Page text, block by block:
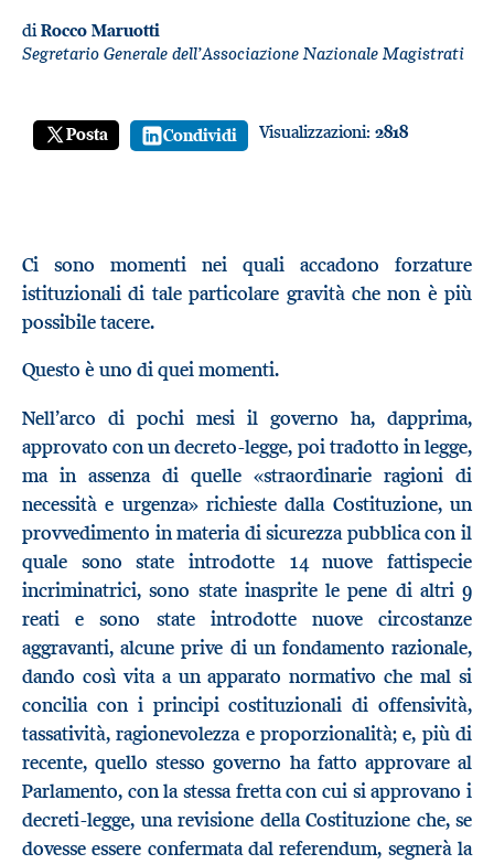
diRocco Maruotti
Segretario Generale dell’Associazione Nazionale Magistrati
Posta Condividi Visualizzazioni: 2818
Ci sono momenti nei quali accadono forzature
istituzionali di tale particolare gravità che non è più
possibile tacere.
Questo è uno di quei momenti.
Nell’arco di pochi mesi il governo ha, dapprima,
approvato con un decreto-legge, poi tradotto in legge,
ma in assenza di quelle «straordinarie ragioni di
necessità e urgenza» richieste dalla Costituzione, un
provvedimento in materia di sicurezza pubblica con il
quale sono state introdotte 14 nuove fattispecie
incriminatrici, sono state inasprite le pene di altri 9
reati e sono state introdotte nuove circostanze
aggravanti, alcune prive di un fondamento razionale,
dando così vita a un apparato normativo che mal si
concilia con i principi costituzionali di offensività,
tassatività, ragionevolezza e proporzionalità; e, più di
recente, quello stesso governo ha fatto approvare al
Parlamento, con la stessa fretta con cui si approvano i
decreti-legge, una revisione della Costituzione che, se
dovesse essere confermata dal referendum, segnerà la